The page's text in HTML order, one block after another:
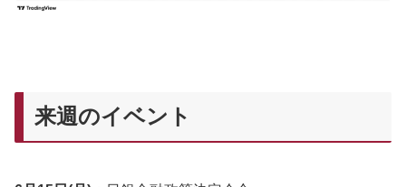
来週のイベント